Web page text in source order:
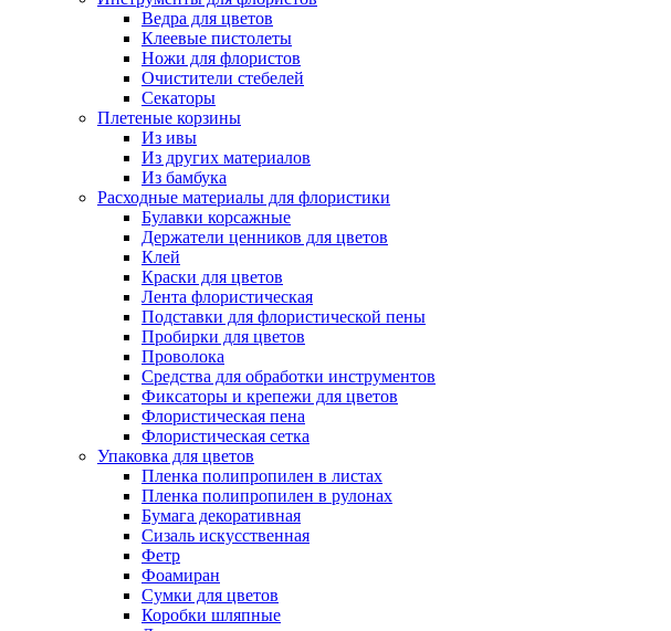
Ведра для цветов
Клеевые пистолеты
Ножи для флористов
Очистители стебелей
Секаторы
Плетеные корзины
Из ивы
Из других материалов
Из бамбука
Расходные материалы для флористики
Булавки корсажные
Держатели ценников для цветов
Клей
Краски для цветов
Лента флористическая
Подставки для флористической пены
Пробирки для цветов
Проволока
Средства для обработки инструментов
Фиксаторы и крепежи для цветов
Флористическая пена
Флористическая сетка
Упаковка для цветов
Пленка полипропилен в листах
Пленка полипропилен в рулонах
Бумага декоративная
Сизаль искусственная
Фетр
Фоамиран
Сумки для цветов
Коробки шляпные